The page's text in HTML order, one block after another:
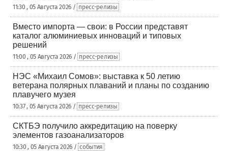
11:30 , 05 Августа 2026 / пресс-релизы
Вместо импорта — свои: в России представят
каталог алюминиевых инноваций и типовых
решений
11:00 , 05 Августа 2026 / пресс-релизы
НЭС «Михаил Сомов»: выставка к 50 летию
ветерана полярных плаваний и планы по созданию
плавучего музея
10:37 , 05 Августа 2026 / пресс-релизы
СКТБЭ получило аккредитацию на поверку
элементов газоанализаторов
10:30 , 05 Августа 2026 / события